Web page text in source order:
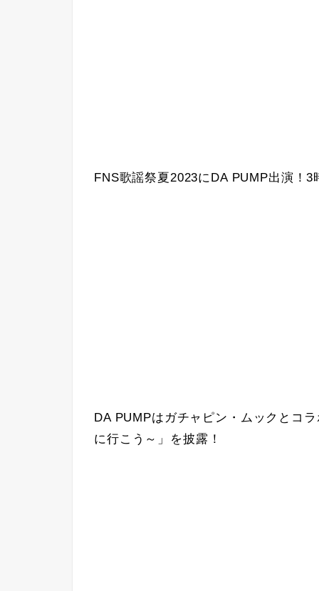
FNS歌謡祭夏2023にDA PUMP出演！
DA PUMPはガチャピン・ムックとコ
に行こう～」を披露！